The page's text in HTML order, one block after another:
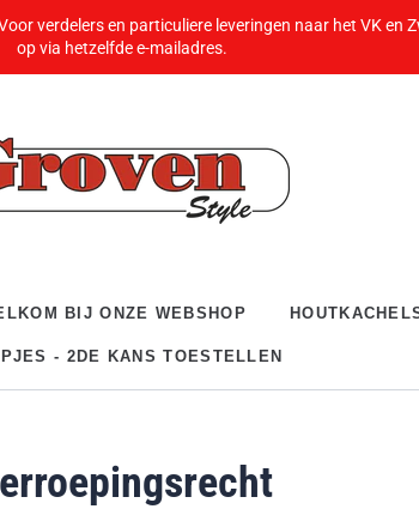
verdelers en particuliere leveringen naar het VK
op via hetzelfde e-mailadres.
BIJ ONZE WEBSHOP
- 2DE KANS TOESTELLEN